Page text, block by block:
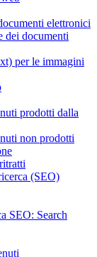
elettronici
dei documenti
per le immagini
prodotti dalla
non prodotti
(SEO)
SEO: Search